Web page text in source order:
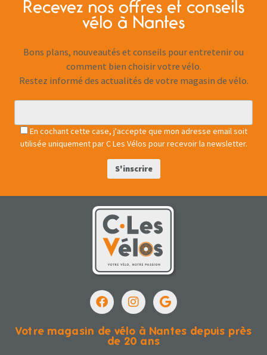
Recevez nos offres et conseils
vélo à Nantes
Bons plans, nouveautés et conseils pour entretenir ou
comment bien choisir votre vélo.
Restez informé des actualités de votre magasin de vélo.
En cochant cette case, j'accepte que mon adresse email soit
utilisée uniquement par C Les Vélos pour recevoir la newsletter.
Votre magasin de vélo à Nantes depuis près
de 20 ans